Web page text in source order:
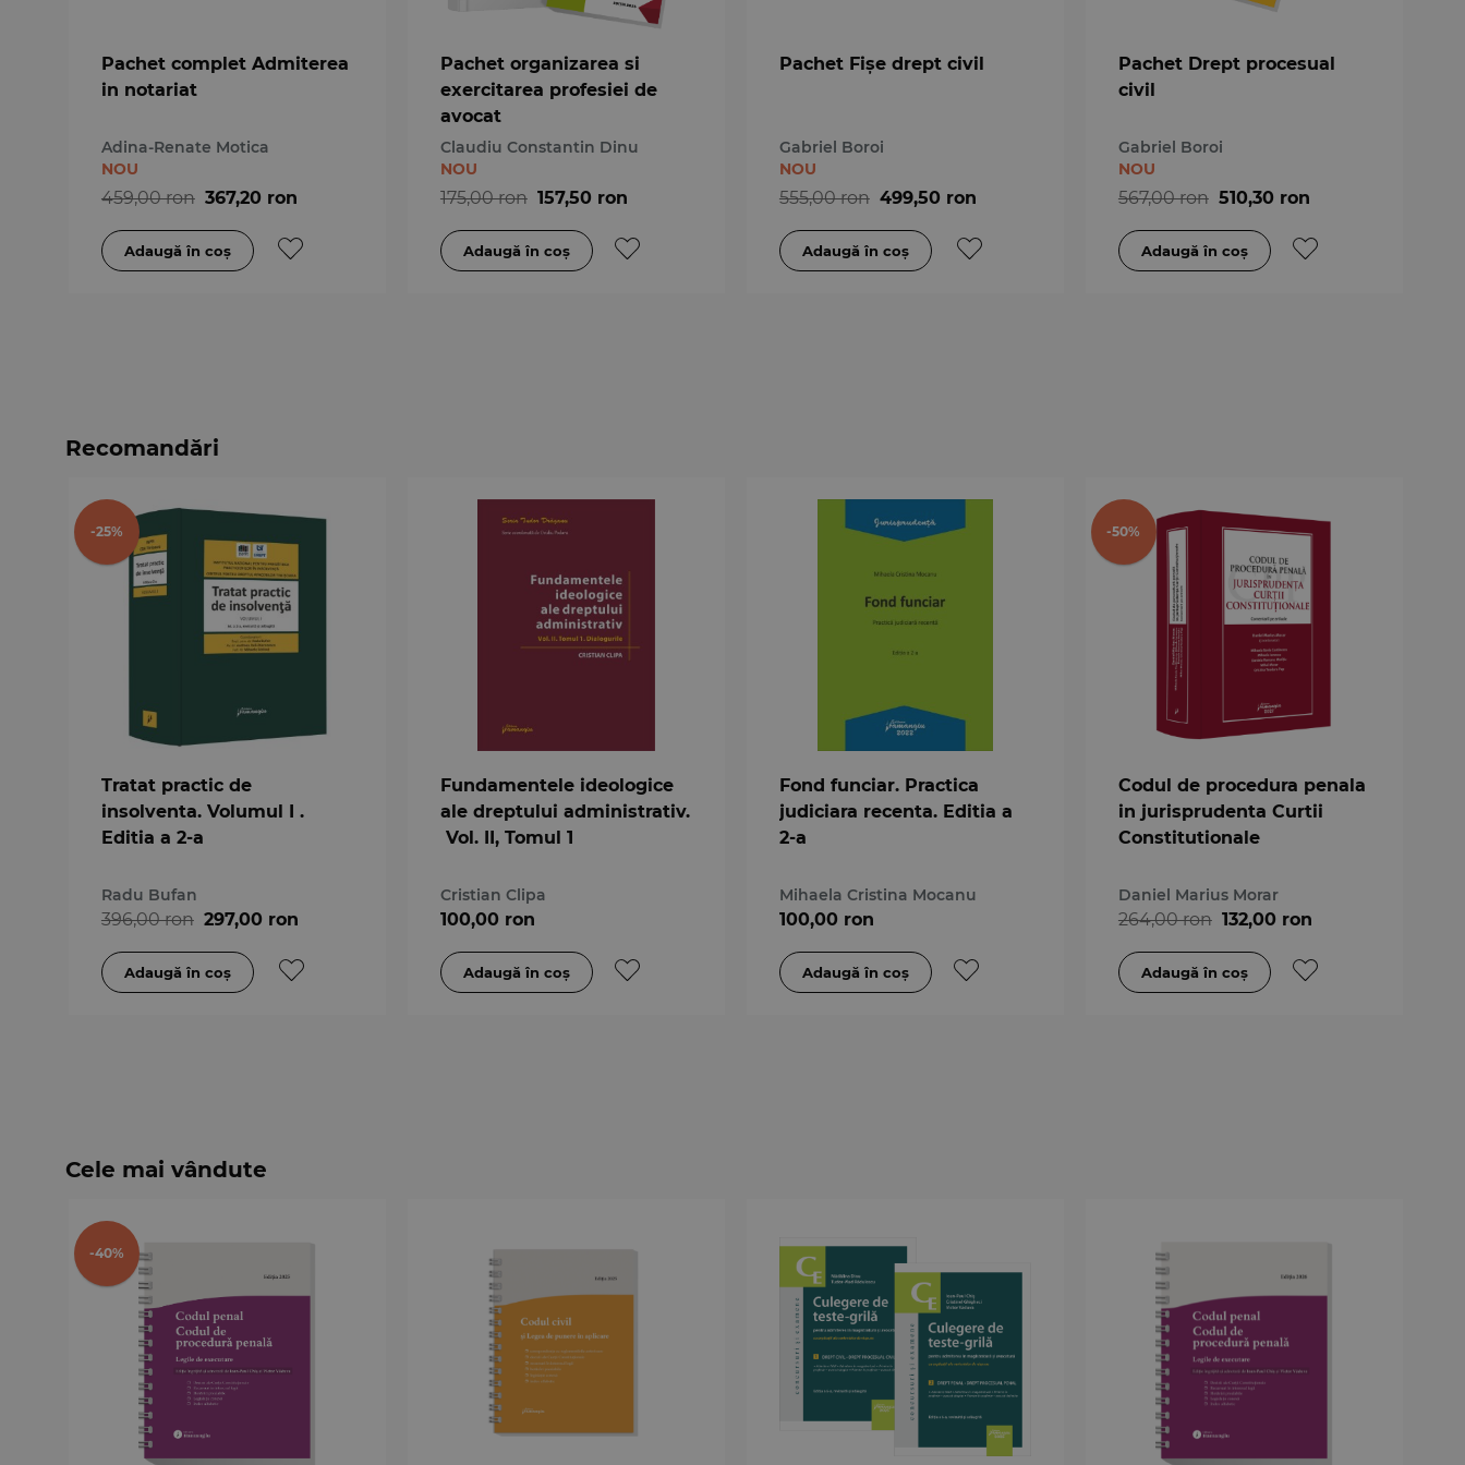
Pachet complet Admiterea
in notariat
Adina-Renate Motica
NOU
459,00 ron 367,20 ron
Pachet organizarea si
exercitarea profesiei de
avocat
Claudiu Constantin Dinu
NOU
175,00 ron 157,50 ron
Pachet Fișe drept civil
Gabriel Boroi
NOU
555,00 ron 499,50 ron
Pachet Drept procesual
civil
Gabriel Boroi
NOU
567,00 ron 510,30 ron
Recomandări
-25%
Tratat practic de
insolventa. Volumul I .
Editia a 2-a
Radu Bufan
396,00 ron 297,00 ron
Fundamentele ideologice
ale dreptului administrativ.
Vol. II, Tomul 1
Cristian Clipa
100,00 ron
Fond funciar. Practica
judiciara recenta. Editia a
2-a
Mihaela Cristina Mocanu
100,00 ron
-50%
Codul de procedura penala
in jurisprudenta Curtii
Constitutionale
Daniel Marius Morar
264,00 ron 132,00 ron
Cele mai vândute
-40%